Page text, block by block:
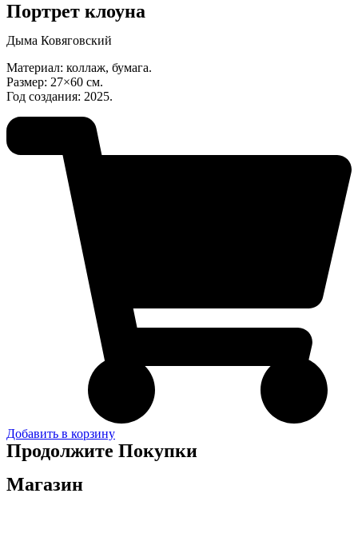
Портрет клоуна
Дыма Ковяговский
Материал: коллаж, бумага.
Размер: 27×60 см.
Год создания: 2025.
Добавить в корзину
Продолжите Покупки
Магазин